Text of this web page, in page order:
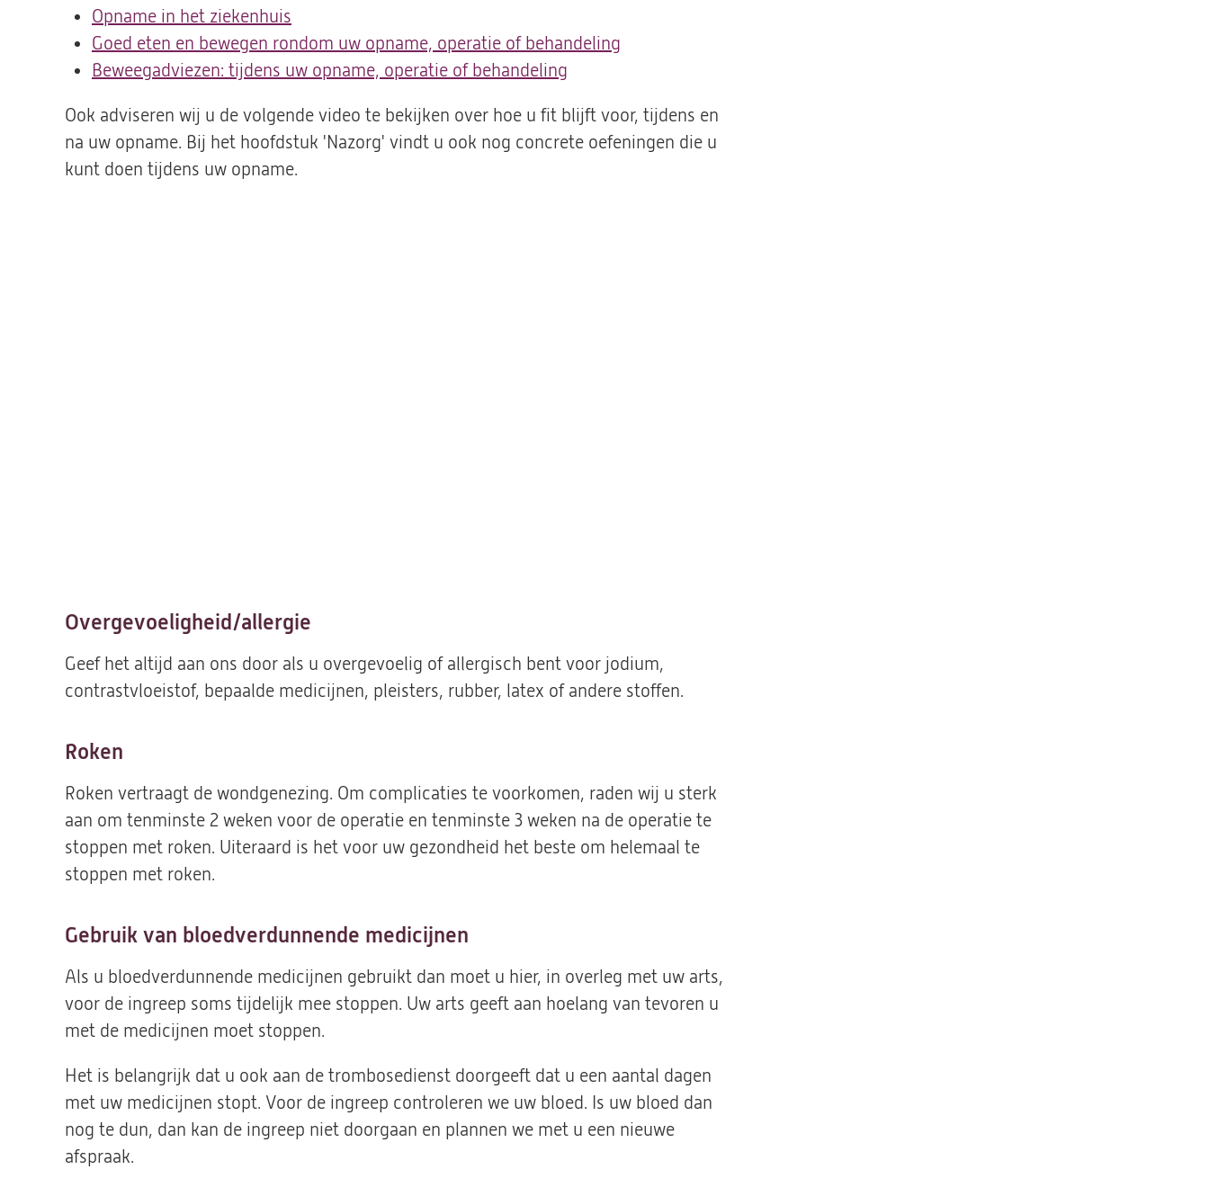
Opname in het ziekenhuis
Goed eten en bewegen rondom uw opname, operatie of behandeling
Beweegadviezen: tijdens uw opname, operatie of behandeling
Ook adviseren wij u de volgende video te bekijken over hoe u fit blijft voor, tijdens en
na uw opname. Bij het hoofdstuk 'Nazorg' vindt u ook nog concrete oefeningen die u
kunt doen tijdens uw opname.
Overgevoeligheid/allergie
Geef het altijd aan ons door als u overgevoelig of allergisch bent voor jodium,
contrastvloeistof, bepaalde medicijnen, pleisters, rubber, latex of andere stoffen.
Roken
Roken vertraagt de wondgenezing. Om complicaties te voorkomen, raden wij u sterk
aan om tenminste 2 weken voor de operatie en tenminste 3 weken na de operatie te
stoppen met roken. Uiteraard is het voor uw gezondheid het beste om helemaal te
stoppen met roken.
Gebruik van bloedverdunnende medicijnen
Als u bloedverdunnende medicijnen gebruikt dan moet u hier, in overleg met uw arts,
voor de ingreep soms tijdelijk mee stoppen. Uw arts geeft aan hoelang van tevoren u
met de medicijnen moet stoppen.
Het is belangrijk dat u ook aan de trombosedienst doorgeeft dat u een aantal dagen
met uw medicijnen stopt. Voor de ingreep controleren we uw bloed. Is uw bloed dan
nog te dun, dan kan de ingreep niet doorgaan en plannen we met u een nieuwe
afspraak.